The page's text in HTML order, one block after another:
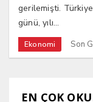
gerilemişti.
günü, yılı...
Ekonomi Son
EN ÇOK